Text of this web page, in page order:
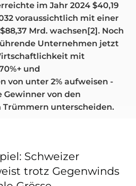
im Jahr 2024 $40,19
voraussichtlich mit einer
$88,37 Mrd. wachsen[2]. Noch
Unternehmen jetzt
mit
und
von unter 2% aufweisen -
Gewinner von den
unterscheiden.
Schweizer
trotz Gegenwinds